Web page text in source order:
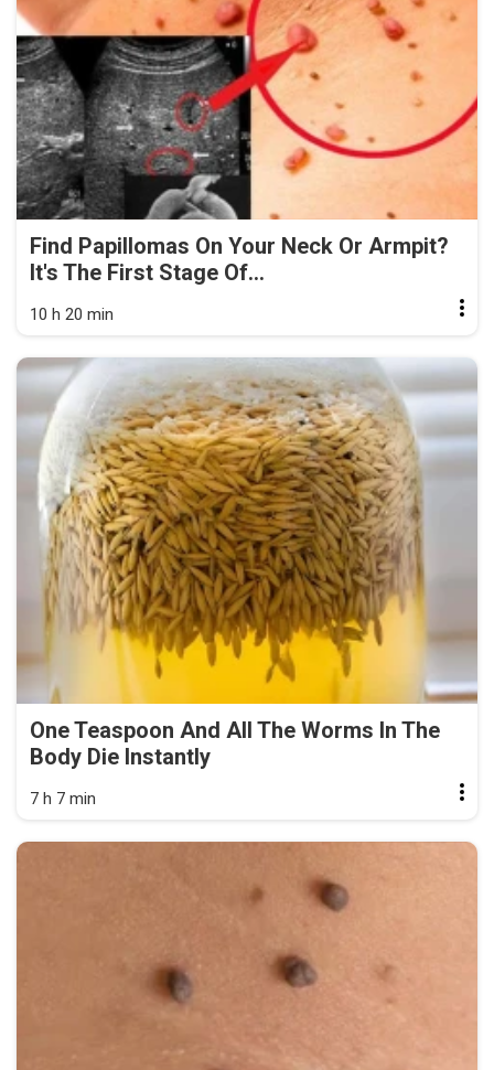
Find Papillomas On Your Neck Or Armpit?
It's The First Stage Of...
10 h 20 min
One Teaspoon And All The Worms In The
Body Die Instantly
7 h 7 min